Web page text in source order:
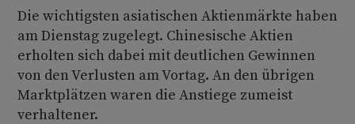
Die wichtigsten asiatischen Aktienmärkte haben
am Dienstag zugelegt. Chinesische Aktien
erholten sich dabei mit deutlichen Gewinnen
von den Verlusten am Vortag. An den übrigen
Marktplätzen waren die Anstiege zumeist
verhaltener.